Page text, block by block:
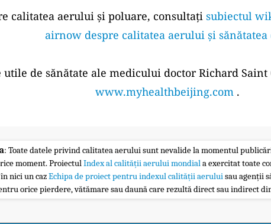
calitatea aerului și poluare, consultați subiectul
airnow despre calitatea aerului și sănătatea
de sănătate ale medicului doctor Richard
www.myhealthbeijing.com .
: Toate datele privind calitatea aerului sunt nevalide la momentul
moment. ProiectulIndex al calității aerului mondiala exercitat toate
nici un cazEchipa de proiect pentru indexul calității aeruluisau agenții
orice pierdere, vătămare sau daună care rezultă direct sau indirect